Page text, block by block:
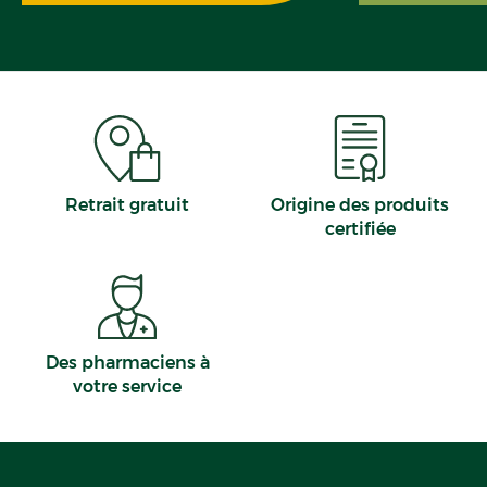
Retrait gratuit
Origine des produits
certifiée
Des pharmaciens à
votre service